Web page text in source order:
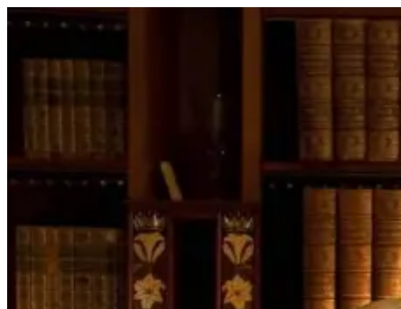
Перейти